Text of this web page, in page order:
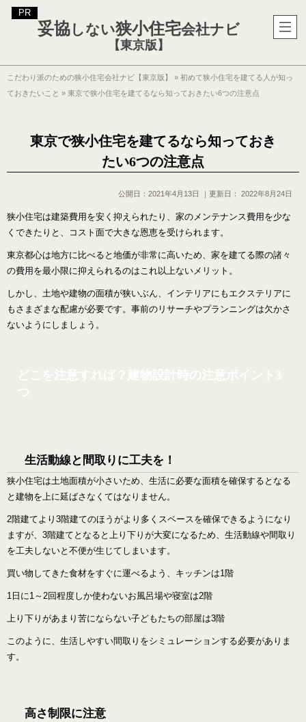
妥協しない狭小住宅会社ナビ
【東京版】
こだわり派のための狭小住宅会社ナビ【東京版】 » 初めて狭小住宅を建てる人が知っ
ておきたいこと » 東京で狭小住宅を建てるなら知っておきたい6つの注意点
東京で狭小住宅を建てるなら知っておき
たい6つの注意点
公開日： 2021年4月13日 ｜更新日： 2022年8月24日
狭小住宅は建築費用を安く抑えられたり、家のメンテナンス費用を少な
くできたりと、コスト面で大きな恩恵を受けられます。
東京都心は地方に比べると地価が非常に高いため、家を建てる際の諸々
の費用を最小限に抑えられるのはこれ以上ないメリット。
しかし、土地や建物の面積が狭いぶん、インテリアにもエクステリアに
もさまざまな配慮が必要です。事前のリサーチやプランニングは欠かさ
ないようにしましょう。
生活動線と間取りに工夫を！
狭小住宅は土地面積が小さいため、生活に必要な面積を確保するとなる
と建物を上に延ばさなくてはなりません。
2階建てより3階建てのほうがより多くスペースを確保できるようになり
ますが、3階建てとなると上り下りが大変になるため、生活動線や間取り
を工夫しないと不便が生じてしまいます。
買い物してきた食材をすぐに運べるよう、キッチンは1階
1日に1～2回程度しか使わないお風呂場や寝室は2階
上り下りがあまり苦にならない子どもたちの部屋は3階
このように、生活しやすい間取りをシミュレーションする必要がありま
す。
高さ制限に注意